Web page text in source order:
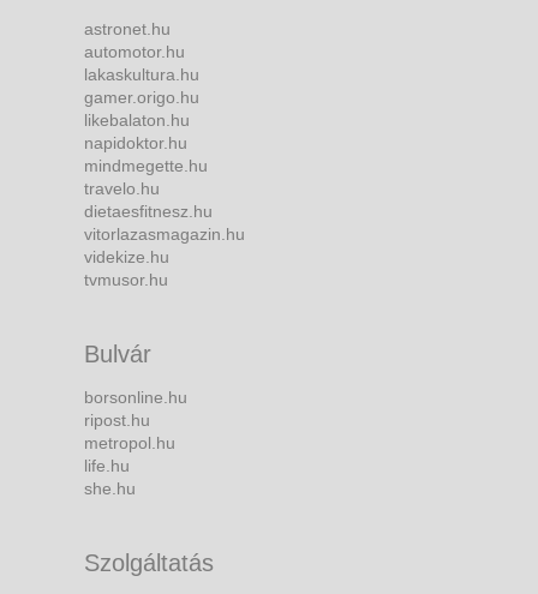
astronet.hu
automotor.hu
lakaskultura.hu
gamer.origo.hu
likebalaton.hu
napidoktor.hu
mindmegette.hu
travelo.hu
dietaesfitnesz.hu
vitorlazasmagazin.hu
videkize.hu
tvmusor.hu
Bulvár
borsonline.hu
ripost.hu
metropol.hu
life.hu
she.hu
Szolgáltatás